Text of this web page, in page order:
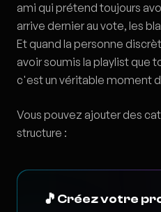
ami qui prétend toujours
arrive dernier au vote, les
Et quand la personne
avoir soumis la playlist que
c'est un véritable moment
Vous pouvez ajouter des
structure :
🎵 Créez votre